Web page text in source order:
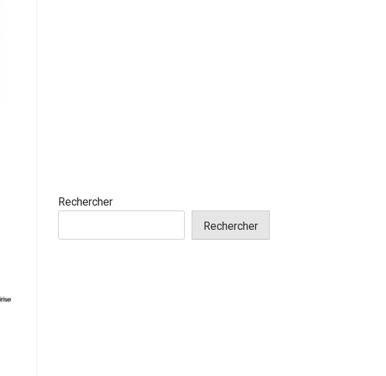
Rechercher
Rechercher